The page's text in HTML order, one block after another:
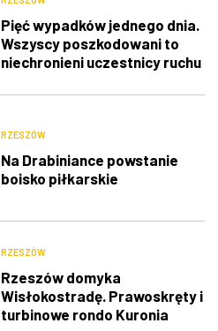
Pięć wypadków jednego dnia.
Wszyscy poszkodowani to
niechronieni uczestnicy ruchu
RZESZÓW
Na Drabiniance powstanie
boisko piłkarskie
RZESZÓW
Rzeszów domyka
Wisłokostradę. Prawoskręty i
turbinowe rondo Kuronia